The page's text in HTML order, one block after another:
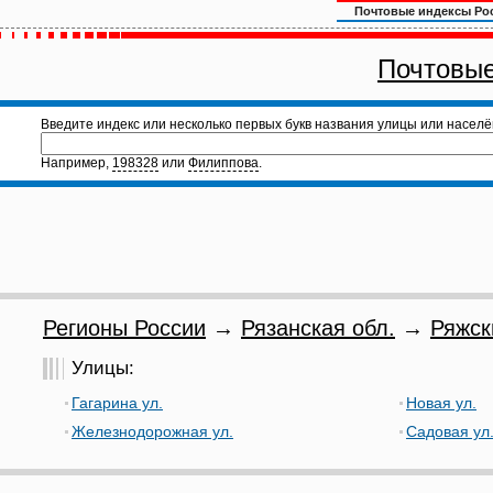
Почтовые индексы
Введите индекс или несколько первых букв названия улицы или
Например, 198328 или Филиппова.
Регионы России → Рязанская обл. →
Улицы:
Гагарина ул.
Железнодорожная ул.
Новая ул.
Садовая ул.